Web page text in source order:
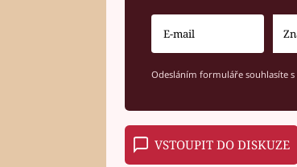
Odesláním formuláře souhlasíte s
VSTOUPIT DO DISKUZE